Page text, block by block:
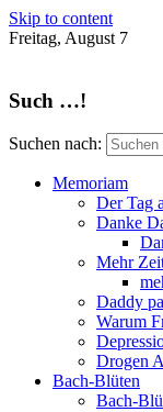
Skip to content
Freitag, August 7
Such …!
Suchen nach:
Memoriam
Der Tag
Danke
Mehr
Daddy
Warum
Drogen
Bach-Blüten
Bach-